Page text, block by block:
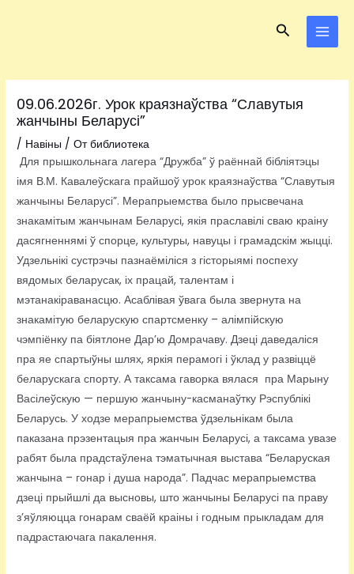
Поиск
09.06.2026г. Урок краязнаўства “Славутыя
жанчыны Беларусі”
/ Навіны / Отбиблиотека
Для прышкольнага лагера “Дружба” ў раённай бібліятэцы
імя В.М. Кавалеўскага прайшоў урок краязнаўства “Славутыя
жанчыны Беларусі”. Мерапрыемства было прысвечана
знакамітым жанчынам Беларусі, якія праславілі сваю краіну
дасягненнямі ў спорце, культуры, навуцы і грамадскім жыцці.
Удзельнікі сустрэчы пазнаёміліся з гісторыямі поспеху
вядомых беларусак, іх працай, талентам і
мэтанакіраванасцю. Асаблівая ўвага была звернута на
знакамітую беларускую спартсменку – алімпійскую
чэмпіёнку па біятлоне Дар’ю Домрачаву. Дзеці даведаліся
пра яе спартыўны шлях, яркія перамогі і ўклад у развіццё
беларускага спорту. А таксама гаворка вялася пра Марыну
Васілеўскую — першую жанчыну-касманаўтку Рэспублікі
Беларусь. У ходзе мерапрыемства ўдзельнікам была
паказана прэзентацыя пра жанчын Беларусі, а таксама увазе
рабят была прадстаўлена тэматычная выстава “Беларуская
жанчына – гонар і душа народа”. Падчас мерапрыемства
дзеці прыйшлі да высновы, што жанчыны Беларусі па праву
з’яўляюцца гонарам сваёй краіны і годным прыкладам для
падрастаючага пакалення.